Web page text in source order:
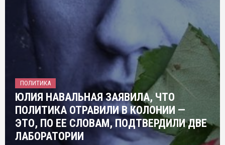
ПОЛИТИКА
ЮЛИЯ НАВАЛЬНАЯ ЗАЯВИЛА, ЧТО
ПОЛИТИКА ОТРАВИЛИ В КОЛОНИИ —
ЭТО, ПО ЕЕ СЛОВАМ, ПОДТВЕРДИЛИ ДВЕ
ЛАБОРАТОРИИ